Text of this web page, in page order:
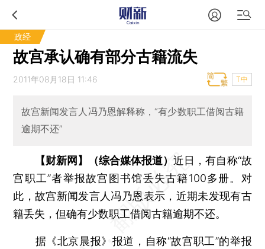
政经
故宫承认确有部分古籍流失
2011年08月18日 11:46 T中
故宫新闻发言人冯乃恩解释称，“有少数职工借阅古籍
逾期不还”
【财新网】（综合媒体报道）近日，有自称“故
宫职工”者举报故宫图书馆丢失古籍100多册。对
此，故宫新闻发言人冯乃恩表示，近期未发现有古
籍丢失，但确有少数职工借阅古籍逾期不还。
据《北京晨报》报道，自称“故宫职工”的举报